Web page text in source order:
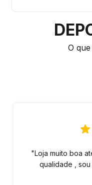
O
"Loja muito boa
qualidade ,